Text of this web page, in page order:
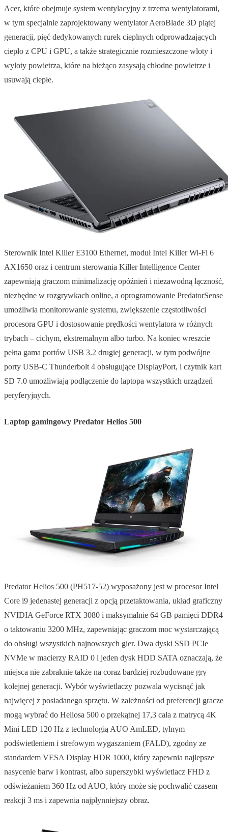
Acer, które obejmuje system wentylacyjny z trzema wentylatorami,
w tym specjalnie zaprojektowany wentylator AeroBlade 3D piątej
generacji, pięć dedykowanych rurek cieplnych odprowadzających
ciepło z CPU i GPU, a także strategicznie rozmieszczone wloty i
wyloty powietrza, które na bieżąco zasysają chłodne powietrze i
usuwają ciepłe.
Sterownik Intel Killer E3100 Ethernet, moduł Intel Killer Wi-Fi 6
AX1650 oraz i centrum sterowania Killer Intelligence Center
zapewniają graczom minimalizację opóźnień i niezawodną łączność,
niezbędne w rozgrywkach online, a oprogramowanie PredatorSense
umożliwia monitorowanie systemu, zwiększenie częstotliwości
procesora GPU i dostosowanie prędkości wentylatora w różnych
trybach – cichym, ekstremalnym albo turbo. Na koniec wreszcie
pełna gama portów USB 3.2 drugiej generacji, w tym podwójne
porty USB-C Thunderbolt 4 obsługujące DisplayPort, i czytnik kart
SD 7.0 umożliwiają podłączenie do laptopa wszystkich urządzeń
peryferyjnych.
Laptop gamingowy Predator Helios 500
Predator Helios 500 (PH517-52) wyposażony jest w procesor Intel
Core i9 jedenastej generacji z opcją przetaktowania, układ graficzny
NVIDIA GeForce RTX 3080 i maksymalnie 64 GB pamięci DDR4
o taktowaniu 3200 MHz, zapewniając graczom moc wystarczającą
do obsługi wszystkich najnowszych gier. Dwa dyski SSD PCIe
NVMe w macierzy RAID 0 i jeden dysk HDD SATA oznaczają, że
miejsca nie zabraknie także na coraz bardziej rozbudowane gry
kolejnej generacji. Wybór wyświetlaczy pozwala wycisnąć jak
najwięcej z posiadanego sprzętu. W zależności od preferencji gracze
mogą wybrać do Heliosa 500 o przekątnej 17,3 cala z matrycą 4K
Mini LED 120 Hz z technologią AUO AmLED, tylnym
podświetleniem i strefowym wygaszaniem (FALD), zgodny ze
standardem VESA Display HDR 1000, który zapewnia najlepsze
nasycenie barw i kontrast, albo superszybki wyświetlacz FHD z
odświeżaniem 360 Hz od AUO, który może się pochwalić czasem
reakcji 3 ms i zapewnia najpłynniejszy obraz.